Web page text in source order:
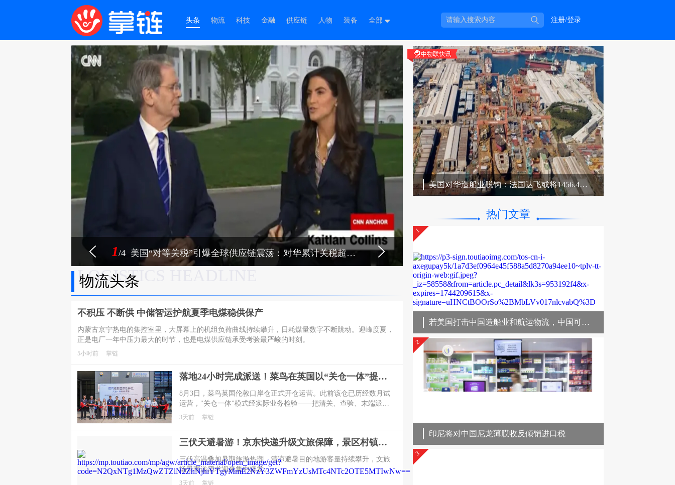
头条 物流 科技 金融 供应链 人物 装备 全部 注册/登录
1/4 美国“对等关税”引爆全球供应链震荡：对华累计关税超过73% 2 /4 世贸组织称美国关税或导致全球商品贸易量萎缩
物流头条
LOGISTICS HEADLINE
不积压 不断供 中储智运护航夏季电煤稳供保产
内蒙古京宁热电的集控室里，大屏幕上的机组负荷曲线持续攀升，日耗煤量数字不断跳动。迎峰度夏，
正是电厂一年中压力最大的时节，也是电煤供应链承受考验最严峻的时刻。
5小时前 掌链
落地24小时完成派送！菜鸟在英国以“关仓一体”提速跨境时效
8月3日，菜鸟英国伦敦口岸仓正式开仓运营。此前该仓已历经数月试
运营，"关仓一体"模式经实际业务检验——把清关、查验、末端派送
收拢进同一套体系，让跨境包裹落地后最快24小时可完成末端派送，
3天前 掌链
三伏天避暑游！京东快递升级文旅保障，景区村镇上门取送，机场车站行李直送
三伏高温叠加暑期旅游热潮，清凉避暑目的地游客量持续攀升，文旅
场景寄递需求迎来集中爆发。
3天前 掌链
美国对华造船业脱钩：法国达飞或将1456.42亿元投资美国造船业
热门文章
若美国打击中国造船业和航运物流，中国可以反制美国飞机制造业和航空物流？
1
印尼将对中国尼龙薄膜收反倾销进口税
2
3